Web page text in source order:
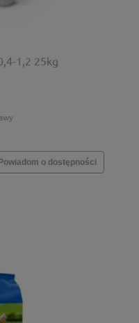
1,2 25kg
o dostępności